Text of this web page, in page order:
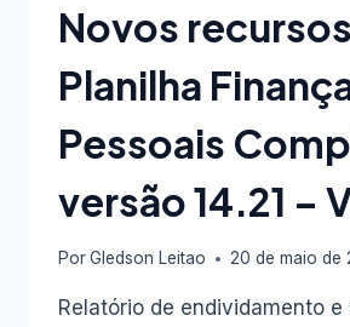
Novos recursos
Planilha
Pessoais
versão 14.21 –
PorGledson Leitao 20 de maio de
Relatório de endividamento e